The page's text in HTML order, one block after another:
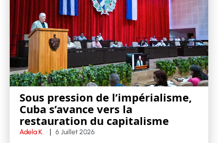
Sous pression de l’impérialisme,
Cuba s’avance vers la
restauration du capitalisme
Adela K. 6 Juillet 2026